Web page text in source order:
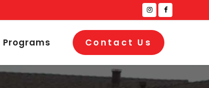
Contact Us
Programs